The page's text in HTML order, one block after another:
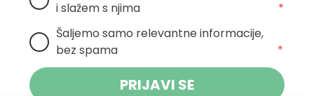
i slažem s njima
*
Šaljemo samo relevantne informacije,
bez spama
*
PRIJAVI SE